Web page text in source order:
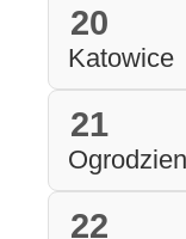
20
Katowice
21
22